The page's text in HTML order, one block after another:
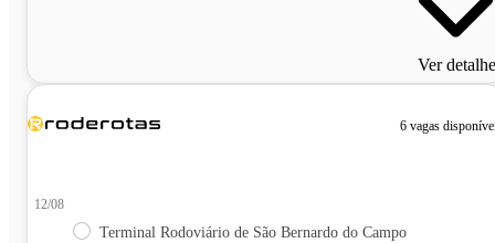
Ver
6 vagas
12/08
Terminal Rodoviário de São Bernardo do Campo